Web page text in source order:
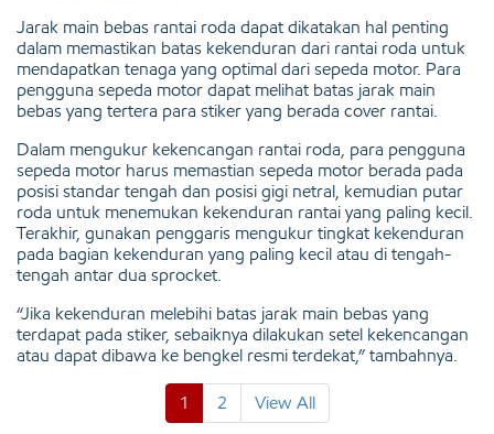
Jarak main bebas rantai roda dapat dikatakan hal penting
dalam memastikan batas kekenduran dari rantai roda untuk
mendapatkan tenaga yang optimal dari sepeda motor. Para
pengguna sepeda motor dapat melihat batas jarak main
bebas yang tertera para stiker yang berada cover rantai.
Dalam mengukur kekencangan rantai roda, para pengguna
sepeda motor harus memastian sepeda motor berada pada
posisi standar tengah dan posisi gigi netral, kemudian putar
roda untuk menemukan kekenduran rantai yang paling kecil.
Terakhir, gunakan penggaris mengukur tingkat kekenduran
pada bagian kekenduran yang paling kecil atau di tengah-
tengah antar dua sprocket.
“Jika kekenduran melebihi batas jarak main bebas yang
terdapat pada stiker, sebaiknya dilakukan setel kekencangan
atau dapat dibawa ke bengkel resmi terdekat,” tambahnya.
1 2 View All